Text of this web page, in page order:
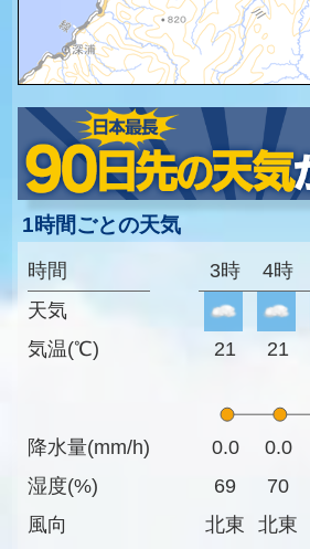
1時間ごとの天気
時間
天気
気温(℃)
降水量(mm/h)
湿度(%)
風向
3時 4時
21 21
0.0 0.0
69
70
北東
北東